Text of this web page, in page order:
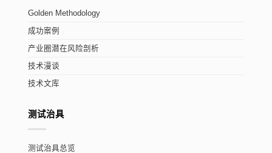
Golden Methodology
成功案例
产业圈潜在风险剖析
技术漫谈
技术文库
测试治具
测试治具总览